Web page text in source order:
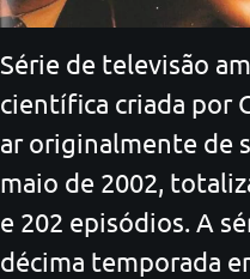
Série de televisão
científica criada por
ar originalmente de
maio de 2002,
e 202 episódios. A
décima temporada